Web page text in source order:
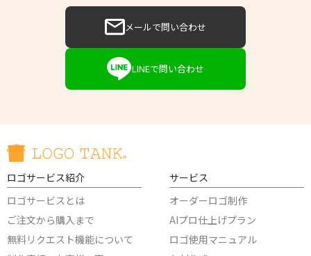
メールで問い合わせ
LINEで問い合わせ
ロゴサービス紹介
ロゴサービスとは
ご注文から購入まで
無料リクエスト機能について
サービス
オーダーロゴ制作
AIプロ仕上げプラン
ロゴ使用マニュアル